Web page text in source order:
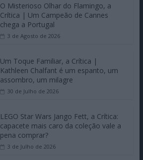
O Misterioso Olhar do Flamingo, a
Crítica | Um Campeão de Cannes
chega a Portugal
3 de Agosto de 2026
Um Toque Familiar, a Crítica |
Kathleen Chalfant é um espanto, um
assombro, um milagre
30 de Julho de 2026
LEGO Star Wars Jango Fett, a Crítica:
capacete mais caro da coleção vale a
pena comprar?
3 de Julho de 2026